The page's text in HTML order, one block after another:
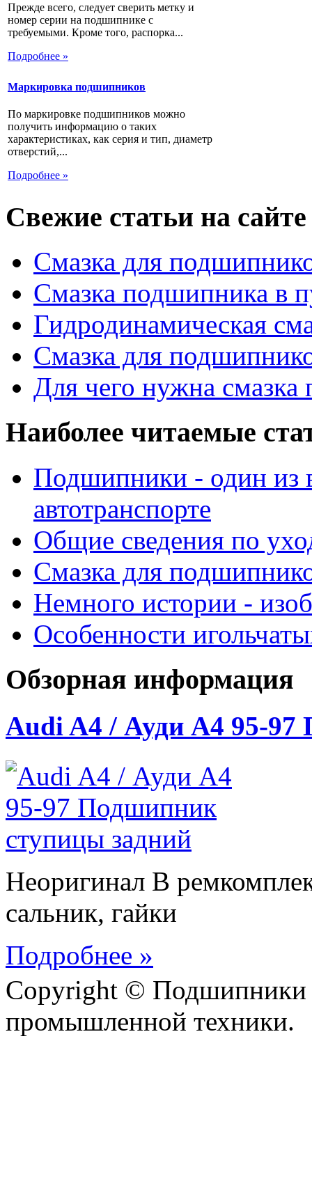
Прежде всего, следует сверить метку и
номер серии на подшипнике с
требуемыми. Кроме того, распорка...
Подробнее »
Маркировка подшипников
По маркировке подшипников можно
получить информацию о таких
характеристиках, как серия и тип, диаметр
отверстий,...
Подробнее »
Свежие статьи на сайте
Смазка для
Смазка подшипника в
Гидродинамическая
Смазка для
Для чего нужна
Наиболее читаемые
Подшипники - один из
автотранспорте
Общие сведения по
Смазка для
Немного истории -
Особенности
Обзорная информация
Audi A4 / Ауди А4 95-97
Неоригинал В
сальник, гайки
Подробнее »
Copyright © Подшипники
промышленной техники.